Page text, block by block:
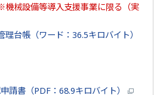
機械設備等導入支援事業に限る（実
理台帳（ワード：36.5キロバイト）
請書（PDF：68.9キロバイト）